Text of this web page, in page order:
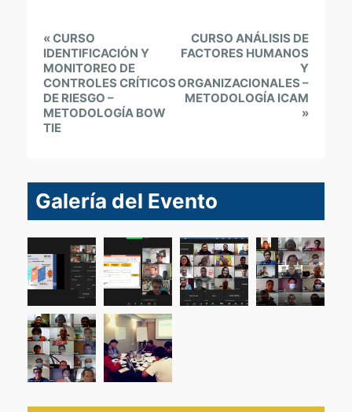
E
v
e
n
t
N
i
g
a
t
i
n
«CURSO
IDENTIFICACIÓN Y
MONITOREO DE
CONTROLES CRÍTICOS
DE RIESGO –
METODOLOGÍA BOW
TIE
CURSO ANÁLISIS DE
FACTORES HUMANOS
Y
ORGANIZACIONALES –
METODOLOGÍA ICAM
»
Galería del Evento